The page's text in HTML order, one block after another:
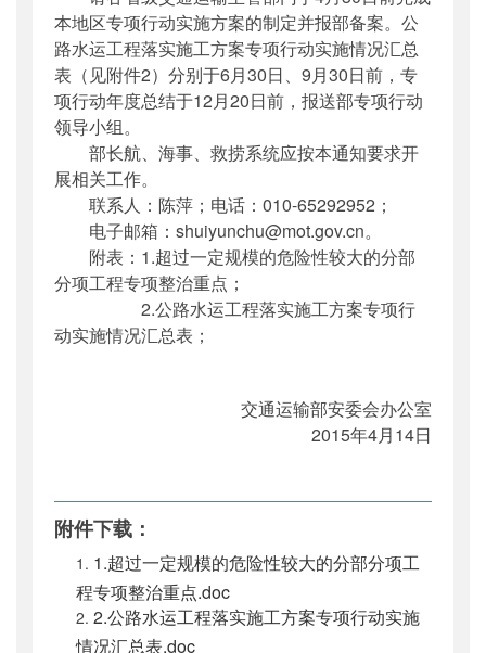
本地区专项行动实施方案的制定并报部备案。公
路水运工程落实施工方案专项行动实施情况汇总
表（见附件2）分别于6月30日、9月30日前，专
项行动年度总结于12月20日前，报送部专项行动
领导小组。
部长航、海事、救捞系统应按本通知要求开
展相关工作。
联系人：陈萍；电话：010-65292952；
电子邮箱：shuiyunchu@mot.gov.cn。
附表：1.超过一定规模的危险性较大的分部
分项工程专项整治重点；
2.公路水运工程落实施工方案专项行
动实施情况汇总表；
交通运输部安委会办公室
2015年4月14日
附件下载：
1.超过一定规模的危险性较大的分部分项工
程专项整治重点.doc
2.公路水运工程落实施工方案专项行动实施
情况汇总表.doc